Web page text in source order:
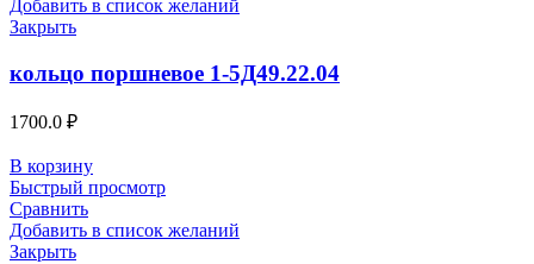
Добавить в список желаний
Закрыть
кольцо поршневое 1-5Д49.22.04
1700.0 ₽
В корзину
Быстрый просмотр
Сравнить
Добавить в список желаний
Закрыть